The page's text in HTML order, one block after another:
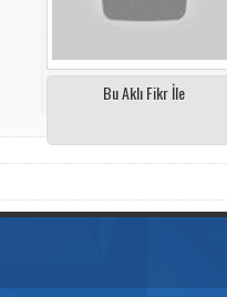
Bu Aklı Fikr İle